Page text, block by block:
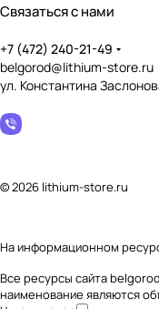
Связаться с нами
+7 (472) 240-21-49
belgorod@lithium-store.ru
ул. Константина
© 2026 lithium-store.ru
На информационном
Все ресурсы сайта
наименование являются